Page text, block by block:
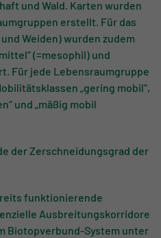
und Wald. Karten wurden
erstellt. Für das
Weiden) wurden zudem
(=mesophil) und
Für jede Lebensraumgruppe
„gering mobil“,
und „mäßig mobil
der Zerschneidungsgrad der
funktionierende
Ausbreitungskorridore
Biotopverbund-System unter